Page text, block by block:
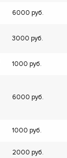
6000
3000
1000
6000
1000
2000